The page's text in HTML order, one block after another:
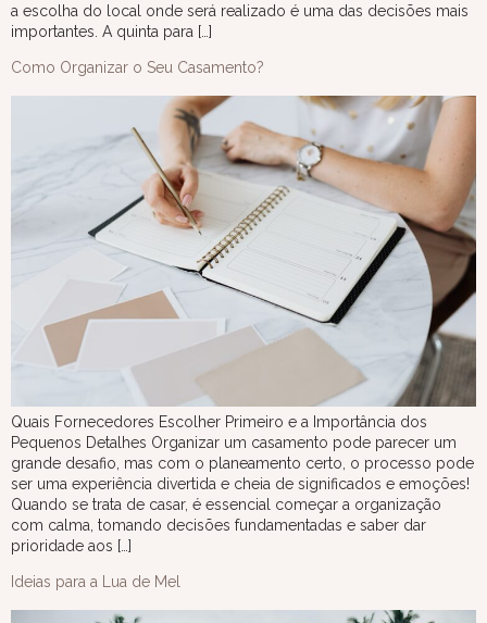
a escolha do local onde será realizado é uma das decisões mais
importantes. A quinta para […]
Como Organizar o Seu Casamento?
Quais Fornecedores Escolher Primeiro e a Importância dos
Pequenos Detalhes Organizar um casamento pode parecer um
grande desafio, mas com o planeamento certo, o processo pode
ser uma experiência divertida e cheia de significados e emoções!
Quando se trata de casar, é essencial começar a organização
com calma, tomando decisões fundamentadas e saber dar
prioridade aos […]
Ideias para a Lua de Mel